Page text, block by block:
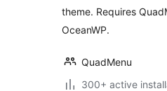
theme. Requires
OceanWP.
QuadMenu
300+ active